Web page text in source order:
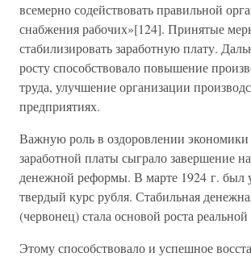
всемерно содействовать правильной
снабжения рабочих»[124]. Принятые
стабилизировать заработную плату.
росту способствовало повышение
труда, улучшение организации
предприятиях.
Важную роль в оздоровлении экономики
заработной платы сыграло завершение
денежной реформы. В марте 1924 г. был
твердый курс рубля. Стабильная
(червонец) стала основой роста
Этому способствовало и успешное